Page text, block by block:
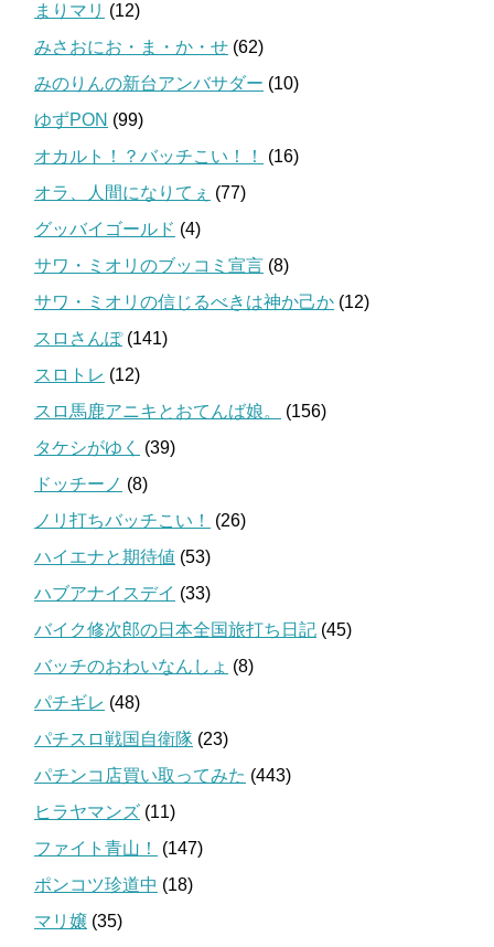
まりマリ (12)
みさおにお・ま・か・せ (62)
みのりんの新台アンバサダー (10)
ゆずPON (99)
オカルト！？バッチこい！！
(16)
オラ、人間になりてぇ (77)
グッバイゴールド (4)
サワ・ミオリのブッコミ宣言 (8)
サワ・ミオリの信じるべきは神か己か (12)
スロさんぽ(141)
スロトレ (12)
スロ馬鹿アニキとおてんば娘。
(156)
タケシがゆく
(39)
ドッチーノ (8)
ノリ打ちバッチこい！
(26)
ハイエナと期待値 (53)
ハブアナイスデイ (33)
バイク修次郎の日本全国旅打ち日記 (45)
バッチのおわいなんしょ (8)
パチギレ (48)
パチスロ戦国自衛隊 (23)
パチンコ店買い取ってみた (443)
ヒラヤマンズ (11)
ファイト青山！
(147)
ポンコツ珍道中 (18)
マリ嬢 (35)